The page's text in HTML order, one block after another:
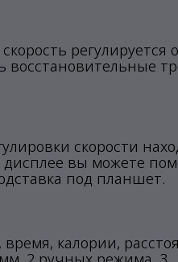
регулируется
восстановительные
скорости
вы можете
под планшет.
калории,